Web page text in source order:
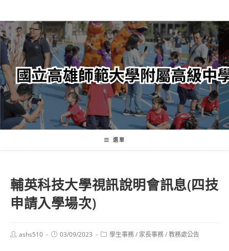
轉
至
主
內
容
選單
輔英科技大學視訊說明會訊息(四技
申請入學場次)
Postashs510
Post03/09/2023
Post學生事務/ 家長事務/教務處公告